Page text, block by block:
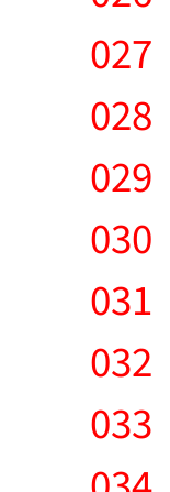
027
028
029
030
031
032
033